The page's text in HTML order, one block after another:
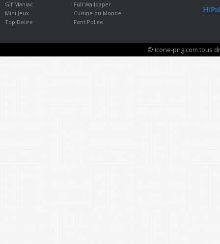
Gif Maniac
Mini Jeux
Top Delire
Full Wallpaper
Cuisine du Monde
Font Police
© icone-png.com tous